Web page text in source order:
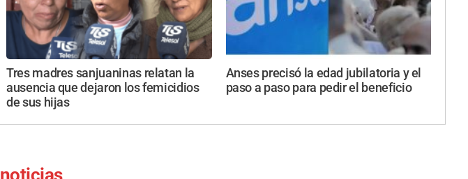
Tres madres sanjuaninas relatan la
ausencia que dejaron los femicidios
de sus hijas
Anses precisó la edad jubilatoria y el
paso a paso para pedir el beneficio
noticias